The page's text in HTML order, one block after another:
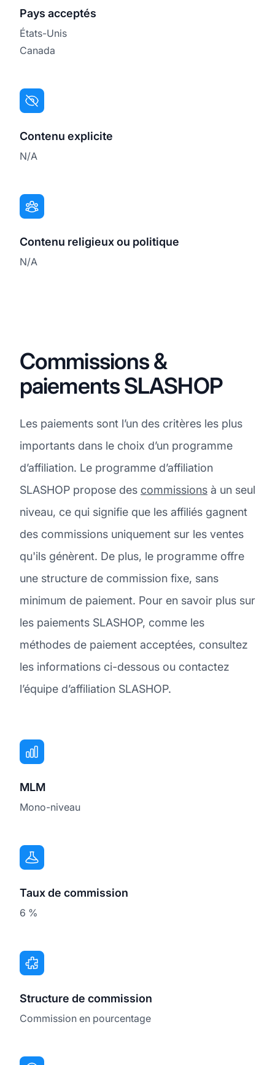
Pays acceptés
États-Unis
Canada
Contenu explicite
N/A
Contenu religieux ou politique
N/A
Commissions &
paiements SLASHOP
Les paiements sont l’un des critères les plus
importants dans le choix d’un programme
d’affiliation. Le programme d’affiliation
SLASHOP propose des commissions à un seul
niveau, ce qui signifie que les affiliés gagnent
des commissions uniquement sur les ventes
qu'ils génèrent. De plus, le programme offre
une structure de commission fixe, sans
minimum de paiement. Pour en savoir plus sur
les paiements SLASHOP, comme les
méthodes de paiement acceptées, consultez
les informations ci-dessous ou contactez
l’équipe d’affiliation SLASHOP.
MLM
Mono-niveau
Taux de commission
6 %
Structure de commission
Commission en pourcentage